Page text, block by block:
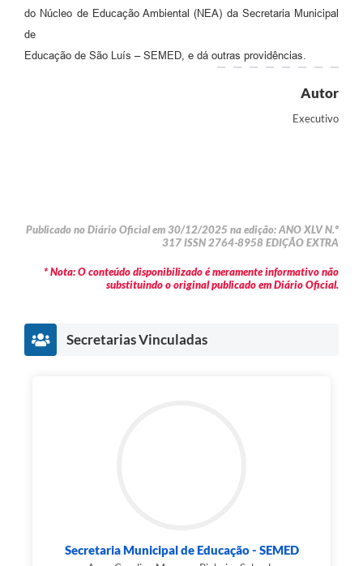
do Núcleo de Educação Ambiental (NEA) da Secretaria Municipal
de
Educação de São Luís – SEMED, e dá outras providências.
Autor
Executivo
Publicado no Diário Oficial em 30/12/2025 na edição: ANO XLV N.º
317 ISSN 2764-8958 EDIÇÃO EXTRA
* Nota: O conteúdo disponibilizado é meramente informativo não
substituindo o original publicado em Diário Oficial.
Secretarias Vinculadas
Secretaria Municipal de Educação - SEMED